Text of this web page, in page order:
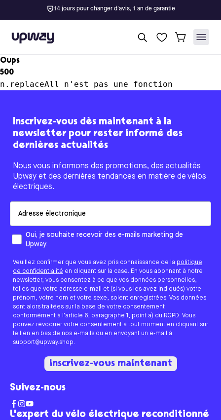
14 jours pour changer d'avis, 1 an de garantie
Upway
Oups
500
n.replaceAll n'est pas une fonction
L'expert du vélo électrique reconditionné
Inscrivez-vous dès maintenant à la
newsletter pour rester informé des
dernières actualités
Nous vous informons des promotions, des actualités
Upway et des dernières tendances en matière de vélos
électriques.
Comment aimeriez-vous que nous vous contactions ?
Oui, je souhaite recevoir des e-mails marketing de
Upway.
Veuillez confirmer que vous avez pris connaissance de la politique
de confidentialité en cliquant sur la case. En vous abonnant à notre
newsletter, vous consentez à ce que vos données personnelles,
telles que votre adresse e-mail et (si vous les avez indiqués) votre
prénom, votre nom et votre sexe, soient enregistrées. Vos données
sont alors traitées sur la base de votre consentement
conformément à l'article 6, paragraphe 1, point a) du RGPD. Vous
pouvez révoquer votre consentement à tout moment en cliquant sur
le lien en bas de nos e-mails ou en envoyant un e-mail à
support@upway.shop.
Inscrivez-vous maintenant
Suivez-nous